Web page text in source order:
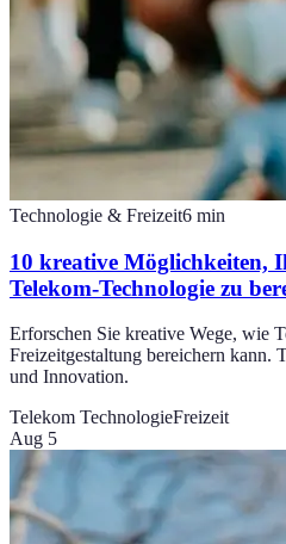
Technologie & Freizeit6 min
10 kreative Möglichkeiten,
Telekom-Technologie zu
Erforschen Sie kreative Wege, wie
Freizeitgestaltung bereichern kann.
und Innovation.
Telekom TechnologieFreizeit
Aug 5